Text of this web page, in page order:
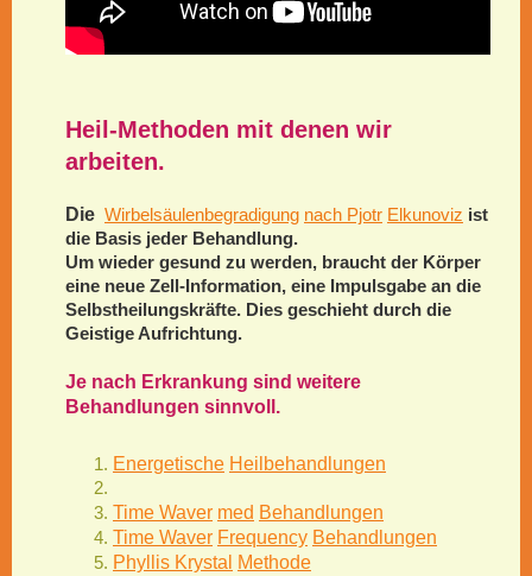
Heil-Methoden mit denen wir
arbeiten.
Die Wirbelsäulenbegradigung nach Pjotr Elkunoviz ist
die Basis jeder Behandlung.
Um wieder gesund zu werden, braucht der Körper
eine neue Zell-Information, eine Impulsgabe an die
Selbstheilungskräfte. Dies geschieht durch die
Geistige Aufrichtung.
Je nach Erkrankung sind weitere
Behandlungen sinnvoll.
Energetische Heilbehandlungen
Time Waver med Behandlungen
Time Waver Frequency Behandlungen
Phyllis Krystal
Methode